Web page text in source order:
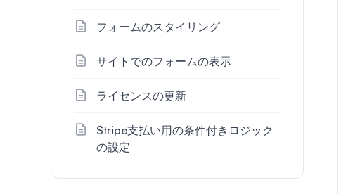
フォームのスタイリング
サイトでのフォームの表示
ライセンスの更新
Stripe支払い用の条件付きロジック
の設定